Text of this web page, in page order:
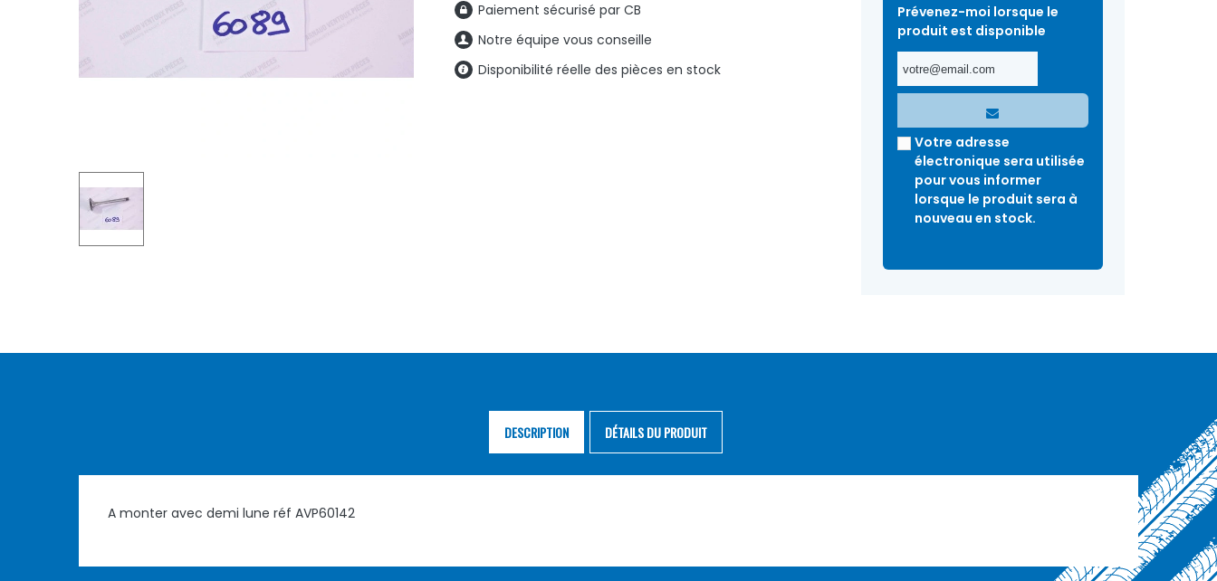
Paiement sécurisé par CB
Notre équipe vous conseille
Disponibilité réelle des pièces en stock
Prévenez-moi lorsque le
produit est disponible
Votre adresse
électronique sera utilisée
pour vous informer
lorsque le produit sera à
nouveau en stock.
DESCRIPTION DÉTAILS DU PRODUIT
A monter avec demi lune réf AVP60142